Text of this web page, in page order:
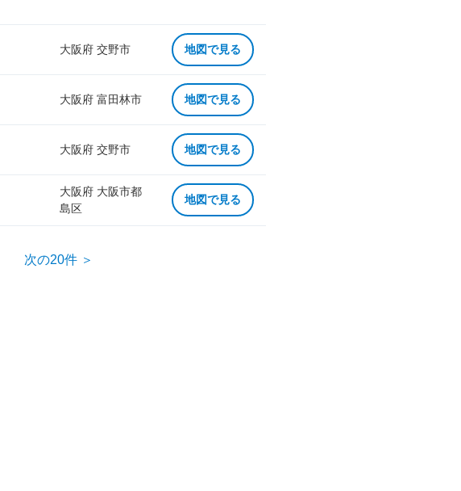
大阪府 交野市 地図で見る
大阪府 富田林市 地図で見る
大阪府 交野市 地図で見る
大阪府 大阪市都
島区
地図で見る
次の20件 ＞